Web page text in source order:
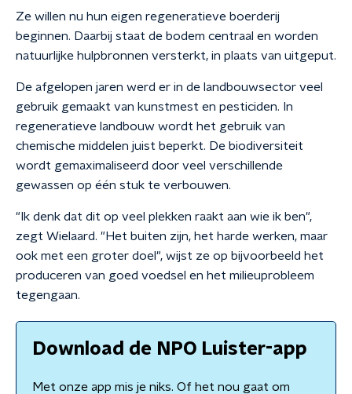
Ze willen nu hun eigen regeneratieve boerderij
beginnen. Daarbij staat de bodem centraal en worden
natuurlijke hulpbronnen versterkt, in plaats van uitgeput.
De afgelopen jaren werd er in de landbouwsector veel
gebruik gemaakt van kunstmest en pesticiden. In
regeneratieve landbouw wordt het gebruik van
chemische middelen juist beperkt. De biodiversiteit
wordt gemaximaliseerd door veel verschillende
gewassen op één stuk te verbouwen.
"Ik denk dat dit op veel plekken raakt aan wie ik ben",
zegt Wielaard. "Het buiten zijn, het harde werken, maar
ook met een groter doel", wijst ze op bijvoorbeeld het
produceren van goed voedsel en het milieuprobleem
tegengaan.
Download de NPO Luister-app
Met onze app mis je niks. Of het nou gaat om